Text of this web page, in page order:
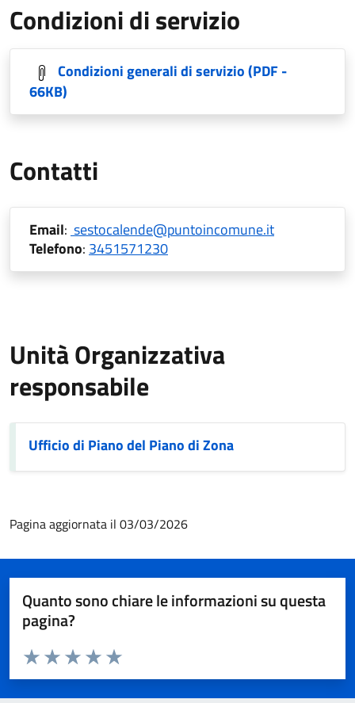
Condizioni di servizio
Condizioni generali di servizio(PDF -
66KB)
Contatti
Email: sestocalende@puntoincomune.it
Telefono: 3451571230
Unità Organizzativa
responsabile
Ufficio di Piano del Piano di Zona
Pagina aggiornata il 03/03/2026
Quanto sono chiare le informazioni su questa
pagina?
Valuta da 1 a 5 stelle la pagina
Valuta 5 stelle su 5
Valuta 4 stelle su 5
Valuta 3 stelle su 5
Valuta 2 stelle su 5
Valuta 1 stelle su 5